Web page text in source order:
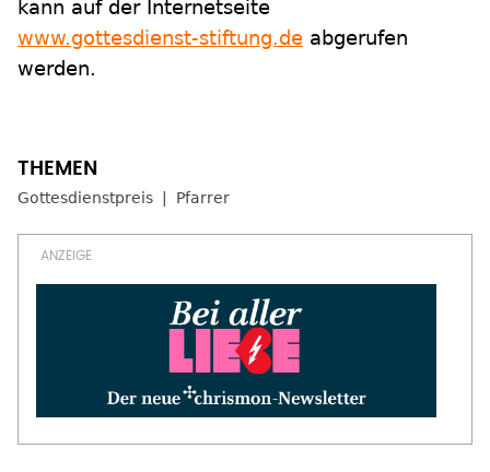
kann auf der Internetseite
www.gottesdienst-stiftung.de abgerufen
werden.
Gottesdienstpreis Pfarrer